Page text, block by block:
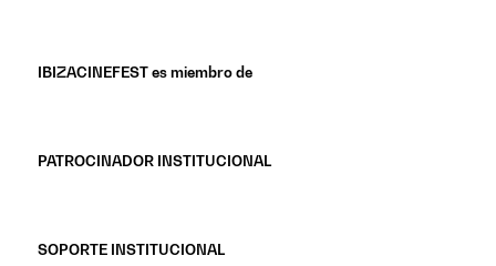
IBIZACINEFEST es miembro de
PATROCINADOR INSTITUCIONAL
SOPORTE INSTITUCIONAL